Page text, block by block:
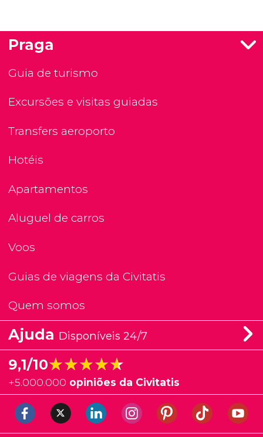
Praga
Guia de turismo
Excursões e visitas guiadas
Transfers aeroporto
Hotéis
Apartamentos
Aluguel de carros
Voos
Guias de viagens da Civitatis
Quem somos
Ajuda Disponíveis 24/7
9,1/10★★★★★
★★★★★
+5.000.000 opiniões da Civitatis